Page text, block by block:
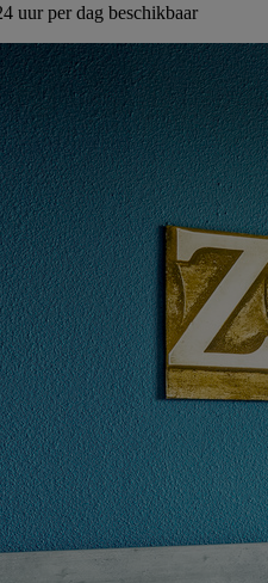
uur per dag beschikbaar